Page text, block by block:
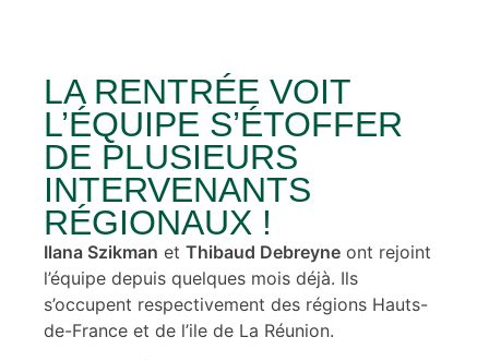
LA RENTRÉE VOIT
L’ÉQUIPE S’ÉTOFFER
DE PLUSIEURS
INTERVENANTS
RÉGIONAUX !
Ilana Szikman et Thibaud Debreyne ont rejoint
l’équipe depuis quelques mois déjà. Ils
s’occupent respectivement des régions Hauts-
de-France et de l’ile de La Réunion.